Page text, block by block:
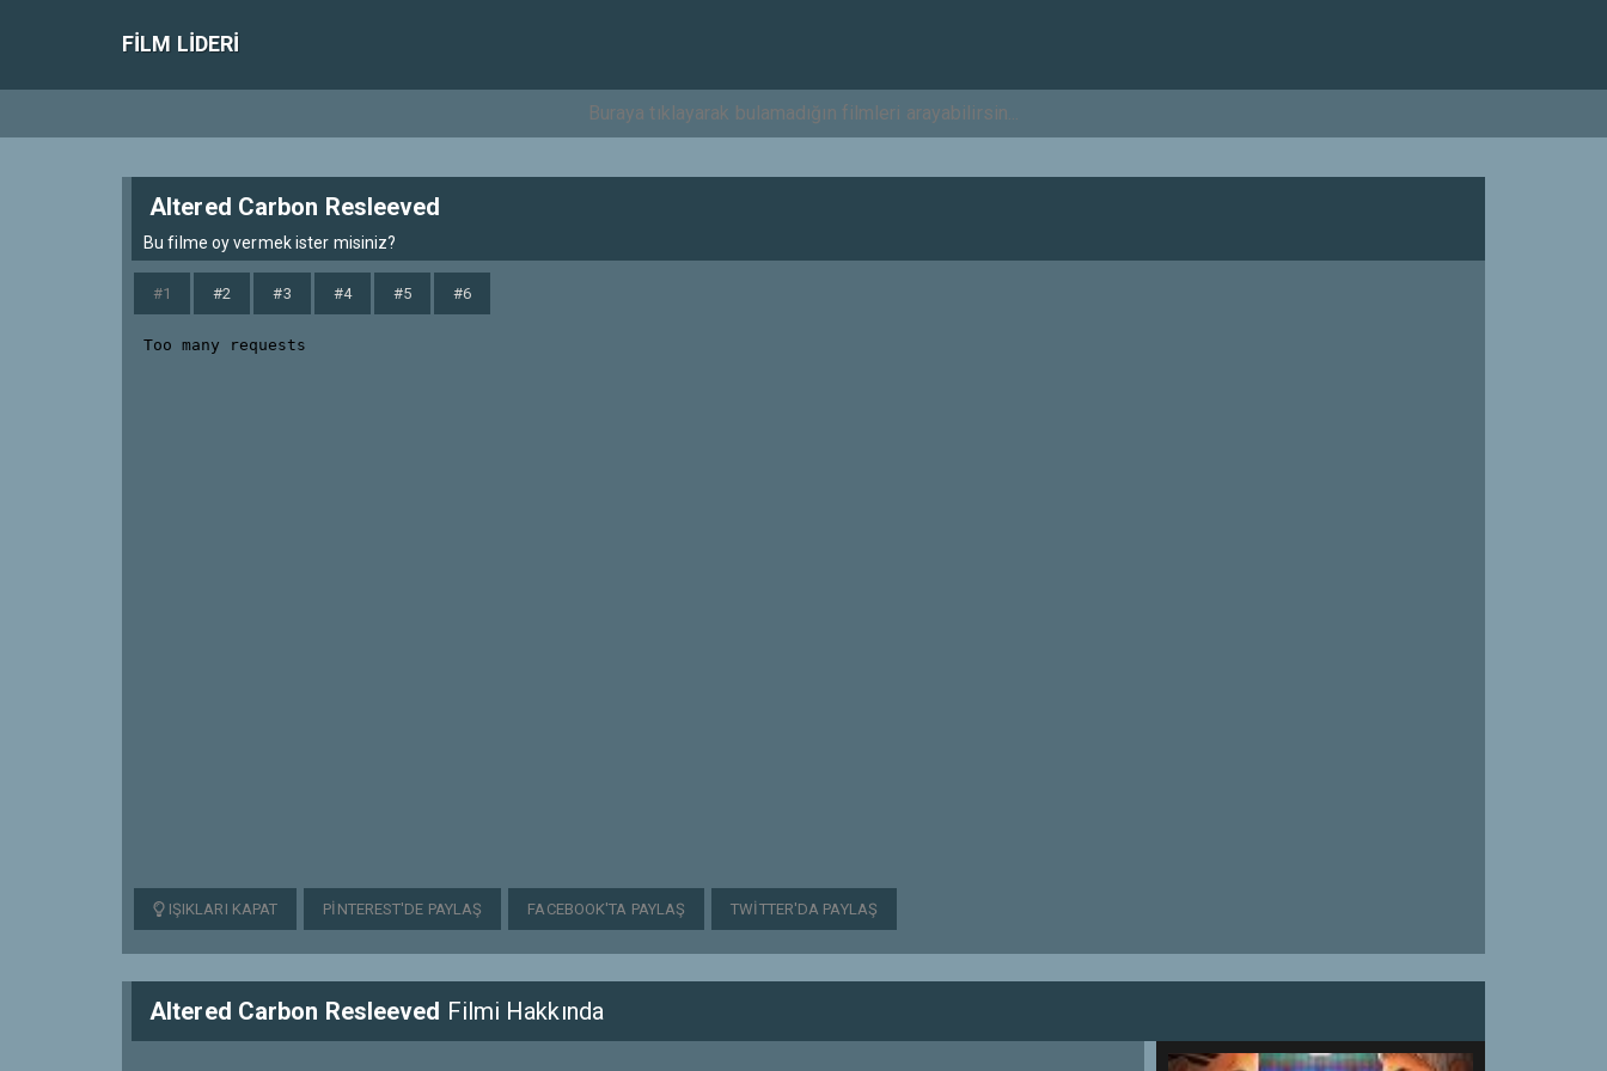
FILM LIDERI
Altered Carbon Resleeved
Bu filme oy vermek ister misiniz?
#1 #2 #3 #4 #5 #6
IŞIKLARI KAPAT PINTEREST'DE PAYLAŞ FACEBOOK'TA PAYLAŞ TWITTER'DA PAYLAŞ
Altered Carbon Resleeved Filmi Hakkında